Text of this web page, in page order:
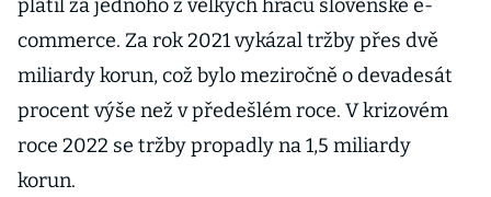
platil za jednoho z velkých hráčů slovenské e-
commerce. Za rok 2021 vykázal tržby přes dvě
miliardy korun, což bylo meziročně o devadesát
procent výše než v předešlém roce. V krizovém
roce 2022 se tržby propadly na 1,5 miliardy
korun.